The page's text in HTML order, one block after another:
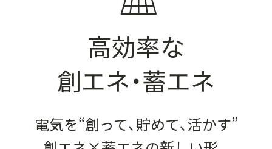
高効率な
創エネ・蓄エネ
電気を“創って、貯めて、活かす”